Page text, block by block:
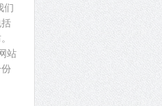
们
站